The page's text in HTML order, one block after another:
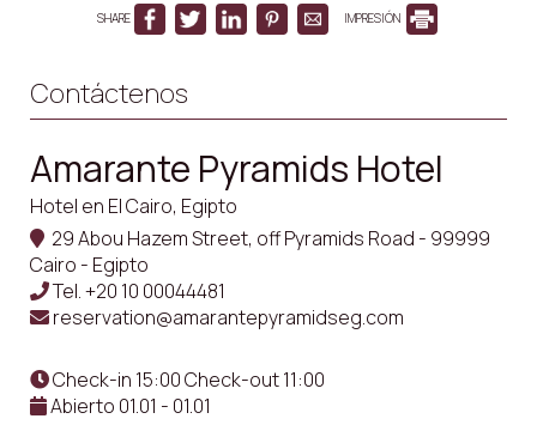
SHARE IMPRESIÓN
Contáctenos
Amarante Pyramids Hotel
Hotel en El Cairo, Egipto
29 Abou Hazem Street, off Pyramids Road - 99999
Cairo - Egipto
Tel.+20 10 00044481
reservation@amarantepyramidseg.com
Check-in 15:00 Check-out 11:00
Abierto 01.01 - 01.01